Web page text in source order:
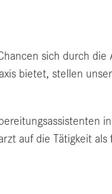
sich durch die
bietet, stellen
auf die Tätigkeit